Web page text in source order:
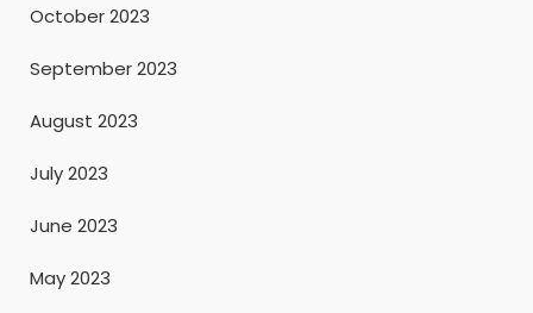
October 2023
September 2023
August 2023
July 2023
June 2023
May 2023